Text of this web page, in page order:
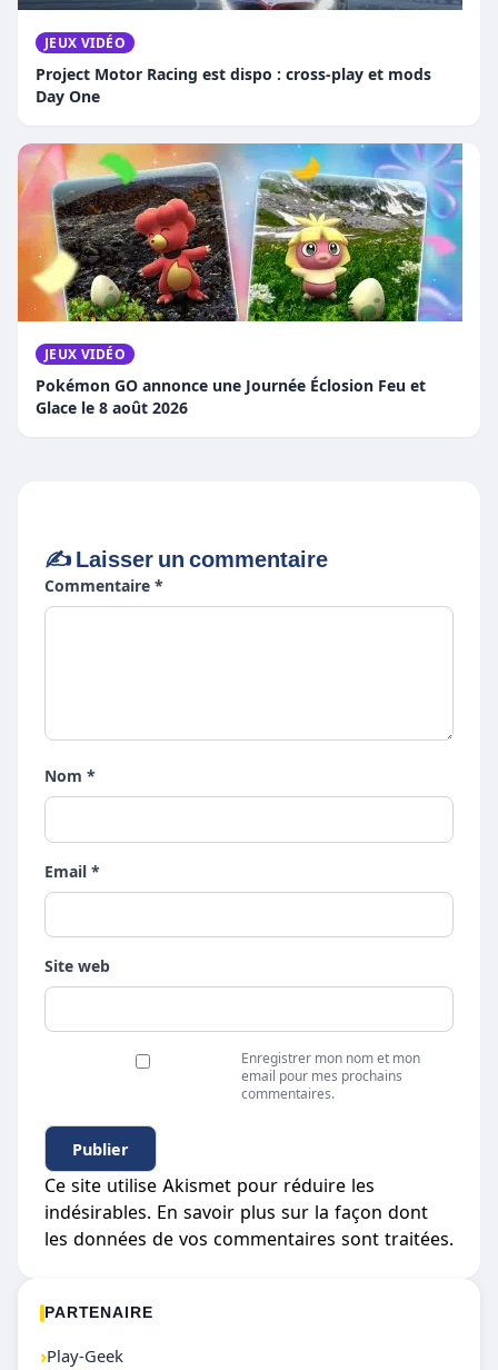
JEUX VIDÉO
Project Motor Racing est dispo : cross-play et mods
Day One
JEUX VIDÉO
Pokémon GO annonce une Journée Éclosion Feu et
Glace le 8 août 2026
✍️ Laisser un commentaire
Commentaire *
Nom *
Email *
Site web
Enregistrer mon nom et mon
email pour mes prochains
commentaires.
Ce site utilise Akismet pour réduire les
indésirables. En savoir plus sur la façon dont
les données de vos commentaires sont traitées.
PARTENAIRE
›Play-Geek